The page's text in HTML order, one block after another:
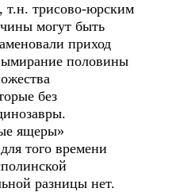
т.н. трисово-юрским
могут быть
приход
половины
без
ящеры»
того времени
разницы нет.